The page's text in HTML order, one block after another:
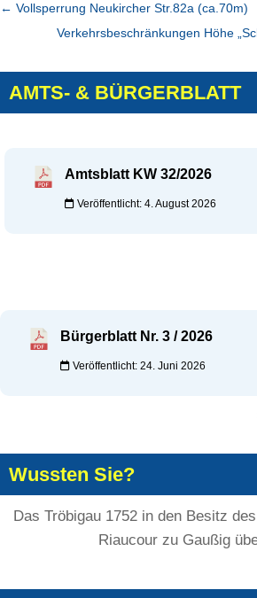
← Vollsperrung Neukircher Str.82a (ca.70m)
Verkehrsbeschränkungen Höhe
AMTS- & BÜRGERBLATT
Amtsblatt KW 32/2026
Veröffentlicht: 4. August 2026
Bürgerblatt Nr. 3 / 2026
Veröffentlicht: 24. Juni 2026
Wussten Sie?
Das Tröbigau 1752 in den Besitz
Riaucour zu Gaußig